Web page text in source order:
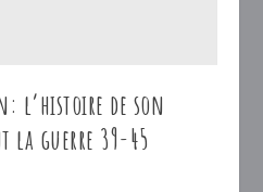
l’histoire de son
la guerre 39-45